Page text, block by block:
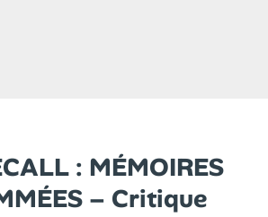
: MÉMOIRES
– Critique